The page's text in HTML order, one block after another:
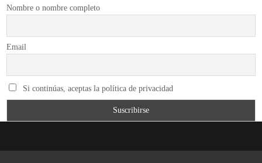
Nombre o nombre completo
Email
Si continúas, aceptas la política de privacidad